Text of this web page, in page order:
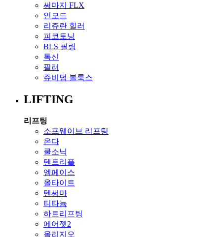
써마지 FLX
인모드
리쥬란 힐러
피코토닝
BLS 필링
톡신
필러
쥬비덤 볼룩스
LIFTING
리프팅
소프웨이브 리프팅
온다
쿨소닉
텐트리플
엠페이스
올타이트
텐써마
티타늄
하트리프팅
에어젯2
올리지오